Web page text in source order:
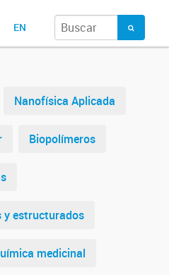
EN
Nanofísica Aplicada
Biopolímeros
y estructurados
medicinal